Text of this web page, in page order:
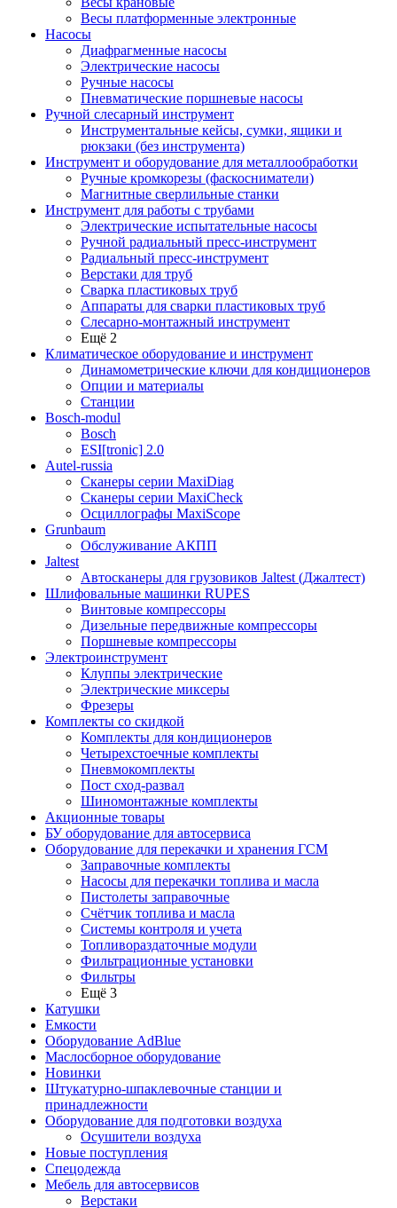
Весы платформенные электронные
Насосы
Диафрагменные насосы
Электрические насосы
Ручные насосы
Пневматические поршневые насосы
Ручной слесарный инструмент
Инструментальные кейсы, сумки, ящики и
рюкзаки (без инструмента)
Инструмент и оборудование для металлообработки
Ручные кромкорезы (фаскосниматели)
Магнитные сверлильные станки
Инструмент для работы с трубами
Электрические испытательные насосы
Ручной радиальный пресс-инструмент
Радиальный пресс-инструмент
Верстаки для труб
Сварка пластиковых труб
Аппараты для сварки пластиковых труб
Слесарно-монтажный инструмент
Ещё 2
Климатическое оборудование и инструмент
Динамометрические ключи для кондиционеров
Опции и материалы
Станции
Bosch-modul
Bosch
ESI[tronic] 2.0
Autel-russia
Сканеры серии MaxiDiag
Сканеры серии MaxiCheck
Осциллографы MaxiScope
Grunbaum
Обслуживание АКПП
Jaltest
Автосканеры для грузовиков Jaltest (Джалтест)
Шлифовальные машинки RUPES
Винтовые компрессоры
Дизельные передвижные компрессоры
Поршневые компрессоры
Электроинструмент
Клуппы электрические
Электрические миксеры
Фрезеры
Комплекты со скидкой
Комплекты для кондиционеров
Четырехстоечные комплекты
Пневмокомплекты
Пост сход-развал
Шиномонтажные комплекты
Акционные товары
БУ оборудование для автосервиса
Оборудование для перекачки и хранения ГСМ
Заправочные комплекты
Насосы для перекачки топлива и масла
Пистолеты заправочные
Счётчик топлива и масла
Системы контроля и учета
Топливораздаточные модули
Фильтрационные установки
Фильтры
Ещё 3
Катушки
Емкости
Оборудование AdBlue
Маслосборное оборудование
Новинки
Штукатурно-шпаклевочные станции и
принадлежности
Оборудование для подготовки воздуха
Осушители воздуха
Новые поступления
Спецодежда
Мебель для автосервисов
Верстаки